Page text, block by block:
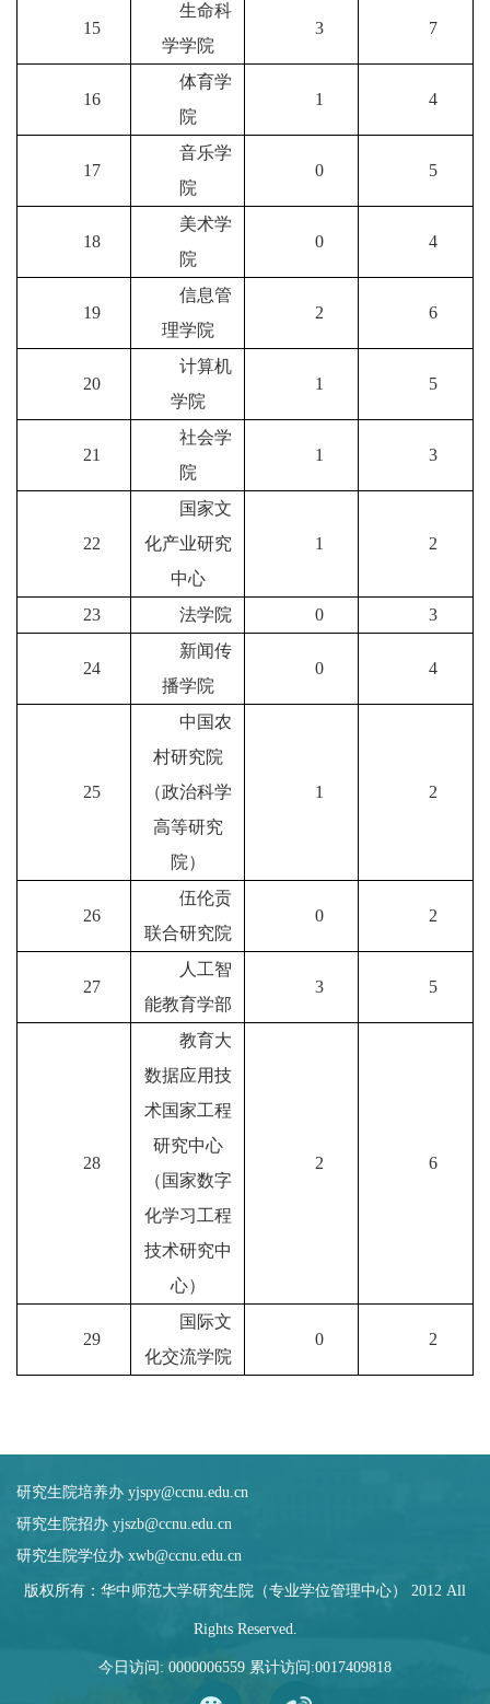
15
生命科
学学院
3 7
16
体育学
院
1 4
17
音乐学
院
0 5
18
美术学
院
0 4
19
信息管
理学院
2 6
20
计算机
学院
1 5
21
社会学
院
1 3
22
国家文
化产业研究
中心
1 2
23 法学院 0 3
24
新闻传
播学院
0 4
25
中国农
村研究院
（政治科学
高等研究
院）
1 2
26
伍伦贡
联合研究院
0 2
27
人工智
能教育学部
3 5
28
教育大
数据应用技
术国家工程
研究中心
（国家数字
化学习工程
技术研究中
心）
2 6
29
国际文
化交流学院
0 2
研究生院培养办 yjspy@ccnu.edu.cn
研究生院招办 yjszb@ccnu.edu.cn
研究生院学位办 xwb@ccnu.edu.cn
版权所有：华中师范大学研究生院（专业学位管理中心） 2012 All
Rights Reserved.
今日访问: 0000006559 累计访问:0017409818